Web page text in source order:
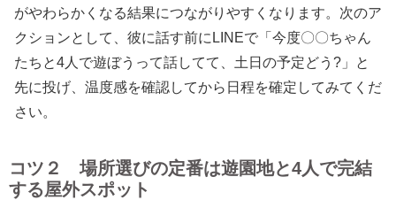
がやわらかくなる結果につながりやすくなります。次のア
クションとして、彼に話す前にLINEで「今度〇〇ちゃん
たちと4人で遊ぼうって話してて、土日の予定どう?」と
先に投げ、温度感を確認してから日程を確定してみてくだ
さい。
コツ２ 場所選びの定番は遊園地と4人で完結
する屋外スポット